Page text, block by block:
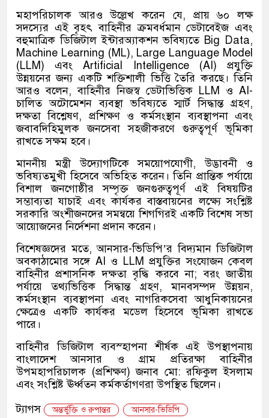
মহাপরিচালক আরও উল্লেখ করেন যে, প্রায় ৬০ লক্ষ
সদস্যের এই বৃহৎ বাহিনীর ক্রমবর্ধমান ডেটাবেইজ এবং
বহুমাত্রিক ডিজিটাল ইন্টারঅ্যাকশন ভবিষ্যতে Big Data,
Machine Learning (ML), Large Language Model
(LLM) এবং Artificial Intelligence (AI) প্রযুক্তি
উন্নয়নের জন্য একটি শক্তিশালী ভিত্তি তৈরি করছে। তিনি
আরও বলেন, বাহিনীর নিজস্ব ডেটাভিত্তিক LLM ও AI-
চালিত অটোমেশন ব্যবস্থা ভবিষ্যতে স্মার্ট সিদ্ধান্ত গ্রহণ,
দক্ষতা বিশ্লেষণ, প্রশিক্ষণ ও কর্মসংস্থান ব্যবস্থাপনা এবং
জবাবদিহিমুলক জনসেবা সহজীকরণে গুরুত্বপূর্ণ ভূমিকা
রাখতে সক্ষম হবে।
মাননীয় মন্ত্রী উদ্যোগটিকে সময়োপযোগী, উদ্ভাবনী ও
ভবিষ্যতমুখী হিসেবে অভিহিত করেন। তিনি প্রান্তিক পর্যায়ে
বিশাল জনগোষ্ঠীর সম্পৃক্ত জনগুরুত্বপূর্ণ এই বিষয়টির
সম্ভাব্যতা যাচাই এবং কার্যকর বাস্তবায়নের লক্ষ্যে সংশ্লিষ্ট
সরকারি অংশীজনদের সমন্বয়ে শিগগিরই একটি বিশেষ সভা
আয়োজনের নির্দেশনা প্রদান করেন।
বিশেষজ্ঞদের মতে, আনসার-ভিডিপি’র বিদ্যমান ডিজিটাল
অবকাঠামোর সঙ্গে AI ও LLM প্রযুক্তির সংযোজন কেবল
বাহিনীর প্রশাসনিক দক্ষতা বৃদ্ধি করবে না; বরং জাতীয়
পর্যায়ে তথ্যভিত্তিক সিদ্ধান্ত গ্রহণ, মানবসম্পদ উন্নয়ন,
কর্মসংস্থান ব্যবস্থাপনা এবং নাগরিকসেবা আধুনিকায়নের
ক্ষেত্রেও একটি কার্যকর মডেল হিসেবে ভূমিকা রাখতে
পারে।
বাহিনীর ডিজিটাল ব্যবস্হাপনা শীর্ষক এই উপস্থাপনায়
বাংলাদেশ আনসার ও গ্রাম প্রতিরক্ষা বাহিনীর
উপমহাপরিচালক (প্রশিক্ষণ) জনাব মো: রফিকুল ইসলাম
এবং সংশ্লিষ্ট ঊর্ধ্বতন কর্মকর্তাগণরা উপস্থিত ছিলেন।
ট্যাগস
অন্তর্ভুক্তি ও রুপান্তর
আনসার-ভিডিপি